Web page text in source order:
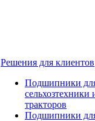
Решения для клиентов
Подшипники
сельхозтехники
тракторов
Подшипники